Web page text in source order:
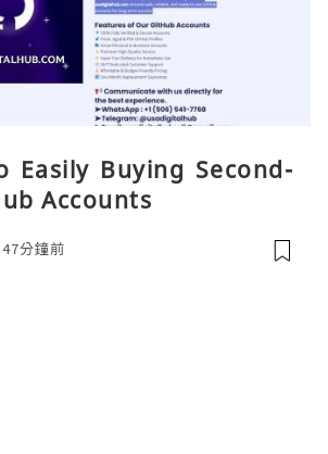
Easily Buying Second-
Accounts
47分鐘前